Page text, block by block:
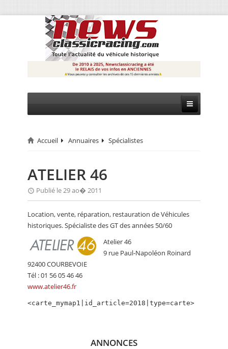
CIRCUIT
RALLYE
MONTAGNE
EVÈNEMENTS
CALENDRIER
FOCUS
VIDEO
Accueil Annuaires Spécialistes
ATELIER 46
Publié le 29 ao� 2011
Location, vente, réparation, restauration de Véhicules
historiques. Spécialiste des GT des années 50/60
Atelier 46
9 rue Paul-Napoléon Roinard
92400 COURBEVOIE
Tél : 01 56 05 46 46
www.atelier46.fr
<carte_mymap1|id_article=2018|type=carte>
ANNONCES